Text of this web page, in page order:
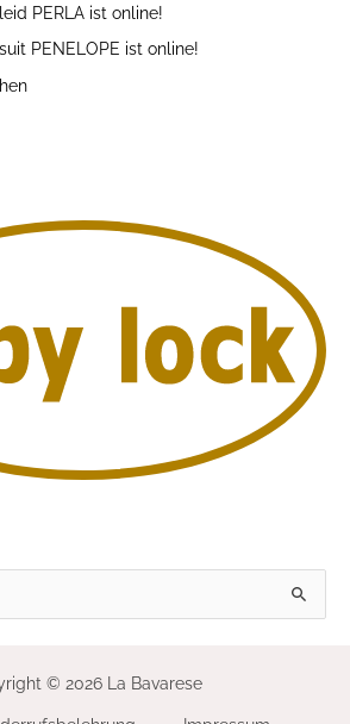
PERLA ist online!
PENELOPE ist online!
© 2026 La Bavarese